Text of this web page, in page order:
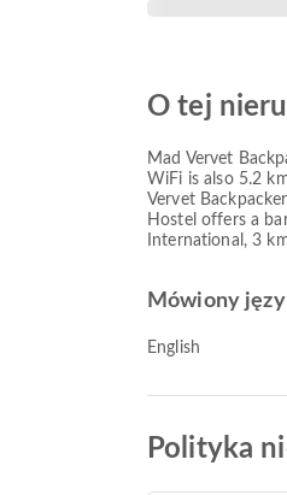
O tej
Mad Vervet
WiFi is also 5.2
Vervet
Hostel offers a
International, 3
Mówiony
English
Polityka